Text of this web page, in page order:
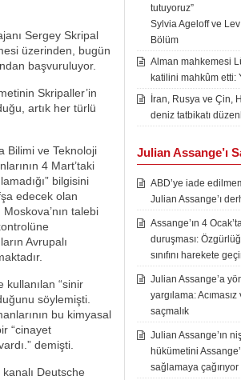
Sergey Skripal
üzerinden, bugün
başvuruluyor.
Skripaller’in
artık her türlü
Bilimi ve Teknoloji
4 Mart’taki
bilgisini
edecek olan
talebi
Avrupalı
kullanılan “sinir
söylemişti.
bu kimyasal
“cinayet
demişti.
Deutsche
tutuyoruz”
Sylvia Ageloff ve
Bölüm
Alman mahkemesi
katilini mahkûm etti:
İran, Rusya ve Çin,
deniz tatbikatı
Julian Assange’ı
ABD’ye iade
Julian Assange’ı
Assange’ın 4
duruşması:
sınıfını harekete
Julian Assange’a
yargılama:
saçmalık
Julian Assange’ın
hükümetini
sağlamaya çağırıyor